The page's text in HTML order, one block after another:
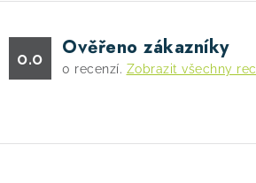
0.0 Ověřeno zákazníky
0 recenzí. Zobrazit všechny